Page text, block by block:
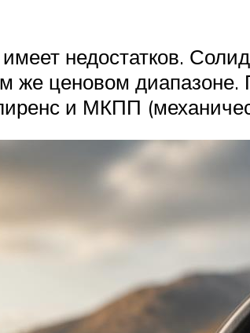
недостатков.
же ценовом
и МКПП